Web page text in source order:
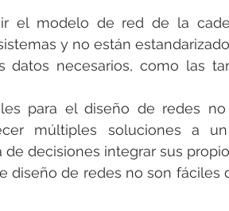
el modelo de red de la
y no están
datos necesarios, como las
para el diseño de redes
múltiples soluciones a
decisiones integrar sus
diseño de redes no son fáciles